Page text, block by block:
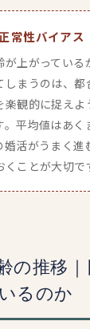
常性バイアス
が上がってい
しまうのは、
楽観的に捉えよ
。平均値はあく
婚活がうまく
ことが大切で
の推移
るのか